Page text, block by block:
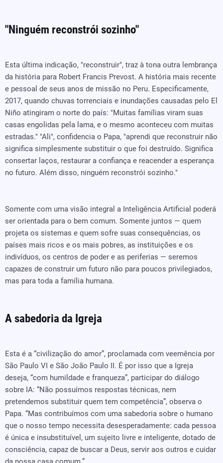
"Ninguém reconstrói sozinho"
Esta última indicação, "reconstruir", traz à tona outra lembrança
da história para Robert Francis Prevost. A história mais recente
e pessoal de seus anos de missão no Peru. Especificamente,
2017, quando chuvas torrenciais e inundações causadas pelo El
Niño atingiram o norte do país: "Muitas famílias viram suas
casas engolidas pela lama, e o mesmo aconteceu com muitas
estradas." "Ali", confidencia o Papa, "aprendi que reconstruir não
significa simplesmente substituir o que foi destruído. Significa
consertar laços, restaurar a confiança e reacender a esperança
no futuro. Além disso, ninguém reconstrói sozinho."
Somente com uma visão integral a Inteligência Artificial poderá
ser orientada para o bem comum. Somente juntos — quem
projeta os sistemas e quem sofre suas consequências, os
países mais ricos e os mais pobres, as instituições e os
indivíduos, os centros de poder e as periferias — seremos
capazes de construir um futuro não para poucos privilegiados,
mas para toda a família humana.
A sabedoria da Igreja
Esta é a “civilização do amor”, proclamada com veemência por
São Paulo VI e São João Paulo II. É por isso que a Igreja
deseja, “com humildade e franqueza”, participar do diálogo
sobre IA: “Não possuímos respostas técnicas, nem
pretendemos substituir quem tem competência”, observa o
Papa. “Mas contribuímos com uma sabedoria sobre o humano
que o nosso tempo necessita desesperadamente: cada pessoa
é única e insubstituível, um sujeito livre e inteligente, dotado de
consciência, capaz de buscar a Deus, servir aos outros e cuidar